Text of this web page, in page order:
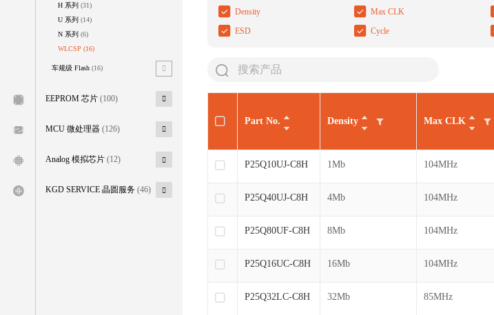
H 系列 (31)
U 系列 (14)
N 系列 (6)
WLCSP (16)
车规级 Flash (16)
EEPROM 芯片(100)
MCU 微处理器(126)
Analog 模拟芯片(12)
KGD SERVICE 晶圆服务(46)
Density Max CLK
ESD Cycle
Density Max CLK
1Mb 104MHz
4Mb 104MHz
8Mb 104MHz
16Mb 104MHz
32Mb 85MHz
Part No.
P25Q10UJ-C8H
P25Q40UJ-C8H
P25Q80UF-C8H
P25Q16UC-C8H
P25Q32LC-C8H